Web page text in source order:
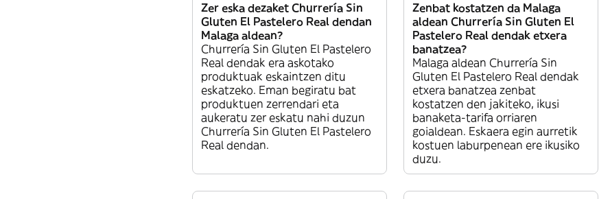
Zer eska dezaket Churrería Sin
Gluten El Pastelero Real dendan
Malaga aldean?
Churrería Sin Gluten El Pastelero
Real dendak era askotako
produktuak eskaintzen ditu
eskatzeko. Eman begiratu bat
produktuen zerrendari eta
aukeratu zer eskatu nahi duzun
Churrería Sin Gluten El Pastelero
Real dendan.
Zenbat kostatzen da Malaga
aldean Churrería Sin Gluten El
Pastelero Real dendak etxera
banatzea?
Malaga aldean Churrería Sin
Gluten El Pastelero Real dendak
etxera banatzea zenbat
kostatzen den jakiteko, ikusi
banaketa-tarifa orriaren
goialdean. Eskaera egin aurretik
kostuen laburpenean ere ikusiko
duzu.